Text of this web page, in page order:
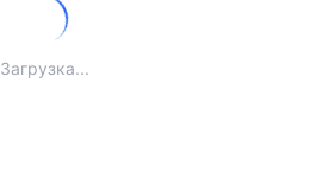
Загрузка...